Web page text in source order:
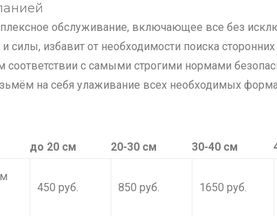
обслуживание, включающее все без
силы, избавит от необходимости поиска сторонних
с самыми строгими нормами
на себя улаживание всех необходимых
до 20 см 20-30 см 30-40 см
450 руб. 850 руб. 1650 руб.